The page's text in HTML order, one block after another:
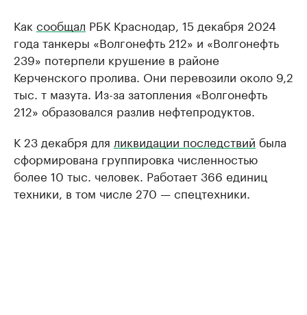
Как сообщал РБК Краснодар, 15 декабря 2024
года танкеры «Волгонефть 212» и «Волгонефть
239» потерпели крушение в районе
Керченского пролива. Они перевозили около 9,2
тыс. т мазута. Из-за затопления «Волгонефть
212» образовался разлив нефтепродуктов.
К 23 декабря для ликвидации последствий была
сформирована группировка численностью
более 10 тыс. человек. Работает 366 единиц
техники, в том числе 270 — спецтехники.